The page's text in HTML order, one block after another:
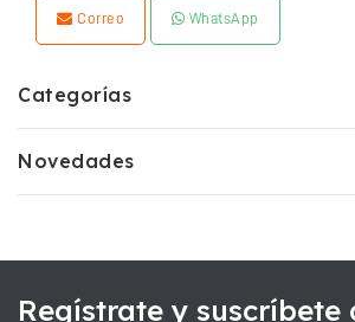
Correo WhatsApp
Categorías
Novedades
Regístrate y suscríbete